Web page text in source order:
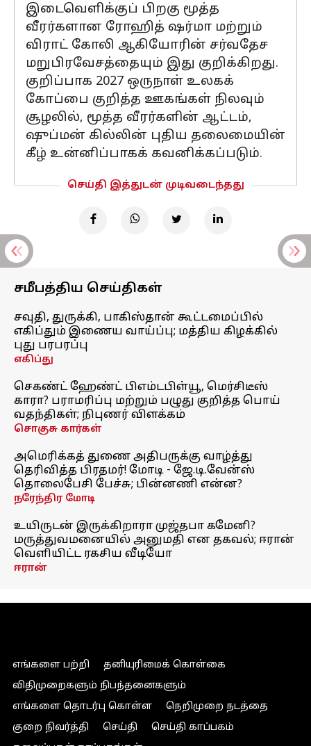
இடைவெளிக்குப் பிறகு மூத்த
வீரர்களான ரோஹித் ஷர்மா மற்றும்
விராட் கோலி ஆகியோரின் சர்வதேச
மறுபிரவேசத்தையும் இது குறிக்கிறது.
குறிப்பாக 2027 ஒருநாள் உலகக்
கோப்பை குறித்த ஊகங்கள் நிலவும்
சூழலில், மூத்த வீரர்களின் ஆட்டம்,
ஷுப்மன் கில்லின் புதிய தலைமையின்
கீழ் உன்னிப்பாகக் கவனிக்கப்படும்.
செய்தி இத்துடன் முடிவடைந்தது
சமீபத்திய செய்திகள்
சவுதி, துருக்கி, பாகிஸ்தான் கூட்டமைப்பில்
எகிப்தும் இணைய வாய்ப்பு; மத்திய கிழக்கில்
புது பரபரப்பு
எகிப்து
செகண்ட் ஹேண்ட் பிஎம்டபிள்யூ, மெர்சிடீஸ்
காரா? பராமரிப்பு மற்றும் பழுது குறித்த பொய்
வதந்திகள்; நிபுணர் விளக்கம்
சொகுசு கார்கள்
அமெரிக்கத் துணை அதிபருக்கு வாழ்த்து
தெரிவித்த பிரதமர்! மோடி - ஜே.டி.வேன்ஸ்
தொலைபேசி பேச்சு; பின்னணி என்ன?
நரேந்திர மோடி
உயிருடன் இருக்கிறாரா முஜ்தபா கமேனி?
மருத்துவமனையில் அனுமதி என தகவல்; ஈரான்
வெளியிட்ட ரகசிய வீடியோ
ஈரான்
எங்களை பற்றி
தனியுரிமைக் கொள்கை
விதிமுறைகளும் நிபந்தனைகளும்
எங்களை தொடர்பு கொள்ள
நெறிமுறை நடத்தை
குறை நிவர்த்தி
செய்தி
செய்தி காப்பகம்